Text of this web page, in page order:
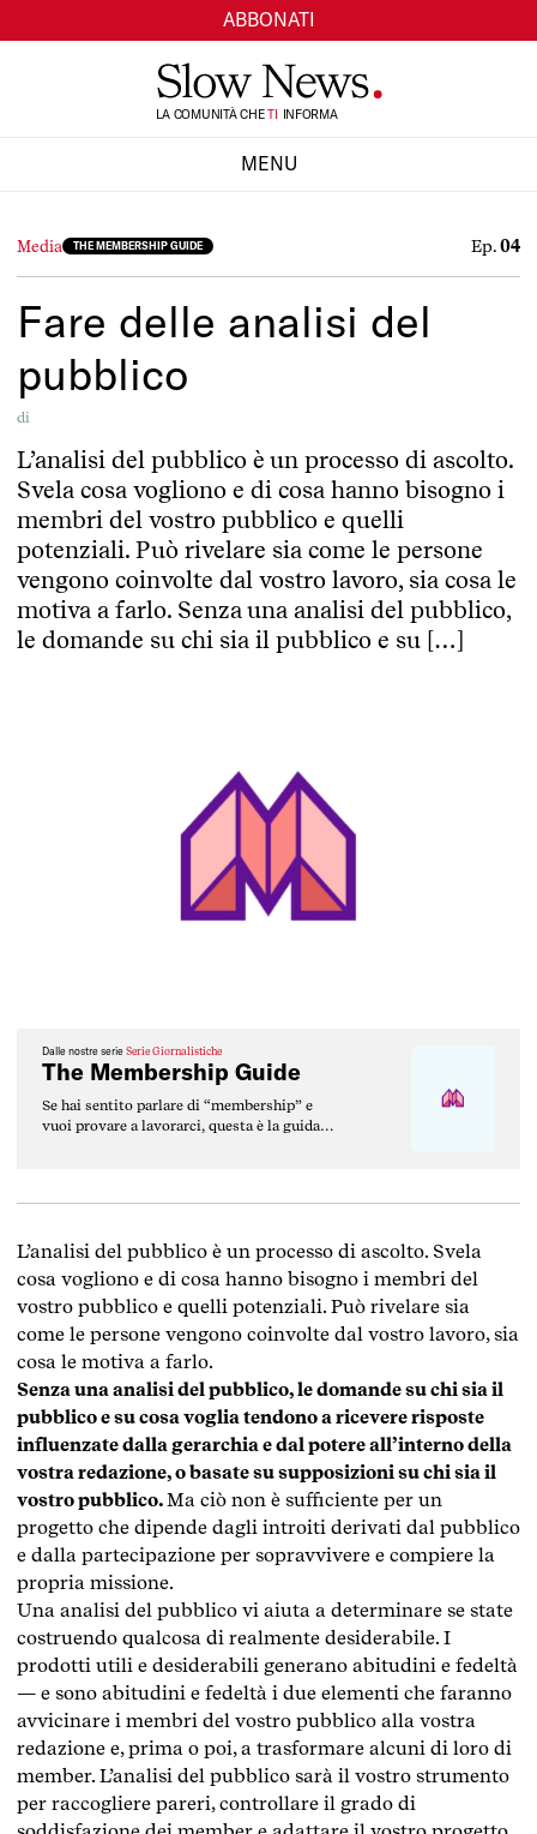
ABBONATI
LA COMUNITÀ CHETI INFORMA
MENU
Media THE MEMBERSHIP GUIDE Ep.04
Fare delle analisi del
pubblico
di
L’analisi del pubblico è un processo di ascolto.
Svela cosa vogliono e di cosa hanno bisogno i
membri del vostro pubblico e quelli
potenziali. Può rivelare sia come le persone
vengono coinvolte dal vostro lavoro, sia cosa le
motiva a farlo. Senza una analisi del pubblico,
le domande su chi sia il pubblico e su […]
Dalle nostre serie Serie Giornalistiche
The Membership Guide
Se hai sentito parlare di “membership” e
vuoi provare a lavorarci, questa è la guida
L’analisi del pubblico è un processo di ascolto. Svela
cosa vogliono e di cosa hanno bisogno i membri del
vostro pubblico e quelli potenziali. Può rivelare sia
come le persone vengono coinvolte dal vostro lavoro, sia
cosa le motiva a farlo.
Senza una analisi del pubblico, le domande su chi sia il
pubblico e su cosa voglia tendono a ricevere risposte
influenzate dalla gerarchia e dal potere all’interno della
vostra redazione, o basate su supposizioni su chi sia il
vostro pubblico.Ma ciò non è sufficiente per un
progetto che dipende dagli introiti derivati dal pubblico
e dalla partecipazione per sopravvivere e compiere la
propria missione.
Una analisi del pubblico vi aiuta a determinare se state
costruendo qualcosa di realmente desiderabile. I
prodotti utili e desiderabili generano abitudini e fedeltà
— e sono abitudini e fedeltà i due elementi che faranno
avvicinare i membri del vostro pubblico alla vostra
redazione e, prima o poi, a trasformare alcuni di loro di
member. L’analisi del pubblico sarà il vostro strumento
per raccogliere pareri, controllare il grado di